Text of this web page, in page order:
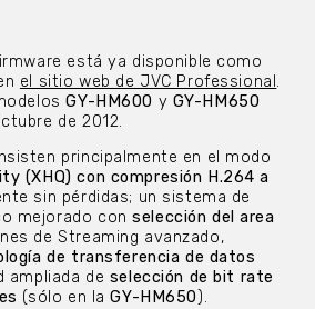
está ya disponible como
el sitio web de JVC Professional .
GY-HM600 y GY-HM650
de 2012.
principalmente en el modo
(XHQ) con compresión H.264 a
sin pérdidas; un sistema de
mejorado conselección del area
de Streaming avanzado,
de transferencia de datos
ampliada de selección de bit rate
(sólo en laGY-HM650 ).